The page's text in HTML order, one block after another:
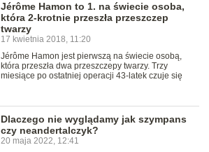
Jérôme Hamon to 1. na świecie osoba,
która 2-krotnie przeszła przeszczep
twarzy
17 kwietnia 2018, 11:20
Jérôme Hamon jest pierwszą na świecie osobą,
która przeszła dwa przeszczepy twarzy. Trzy
miesiące po ostatniej operacji 43-latek czuje się
Dlaczego nie wyglądamy jak szympans
czy neandertalczyk?
20 maja 2022, 12:41